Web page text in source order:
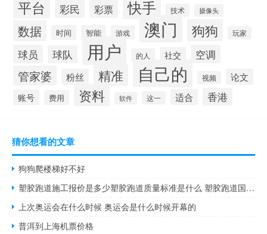
平台 彩民 彩票 快手 技术 摄像头
数据 时间 智能 游戏 澳门 狗狗 玩家
球员 球队 用户 的人 社交 空调
管家婆 粉丝 精准 自己的 视频 论文
账号 费用 资料 软件 这一 适合 香港
猜你想看的文章
狗狗爬楼梯好不好
塑胶跑道施工报价是多少塑胶跑道质量标准是什么 塑胶跑道国家最新标准
上次奥运会在什么时候 奥运会是什么时候开幕的
普洱到上海机票价格